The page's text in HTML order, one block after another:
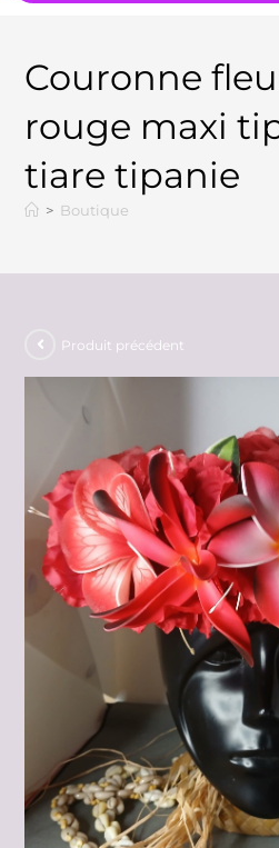
Couronne
rouge maxi
tiare tipanie
> Boutique
Produit précédent